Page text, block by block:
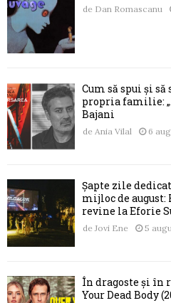
de Dan Romascanu
Cum să spui și
propria familie:
Bajani
de Ania Vilal 6
Șapte zile
mijloc de august:
revine la Eforie
de Jovi Ene 5
În dragoste și în
Your Dead Body